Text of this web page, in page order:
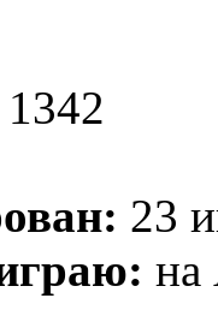
1342
23
на